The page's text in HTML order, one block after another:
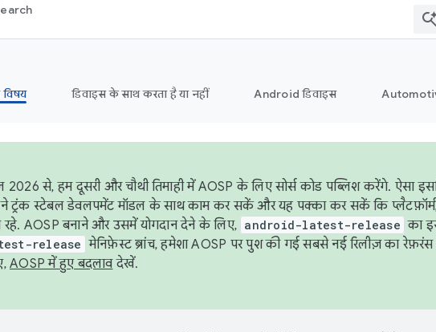
डिवाइस के साथ करता है या नहीं Android डिवाइस
2026 से, हम दूसरी और चौथी तिमाही में AOSP के लिए सोर्स कोड पब्लिश करेंगे. ऐसा
ट्रंक स्टेबल डेवलपमेंट मॉडल के साथ काम कर सकें और यह पक्का कर सकें कि प्लैटफ़ॉर्म,
रहे. AOSP बनाने और उसमें योगदान देने के लिए, android-latest-release का
release मेनिफ़ेस्ट ब्रांच, हमेशा AOSP पर पुश की गई सबसे नई रिलीज़ का रेफ़रंस
AOSP में हुए बदलावदेखें.